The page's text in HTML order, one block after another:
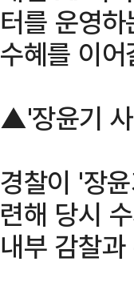
터를 운영
수혜를 이
▲'장윤기
경찰이 '장
련해 당시
내부 감찰